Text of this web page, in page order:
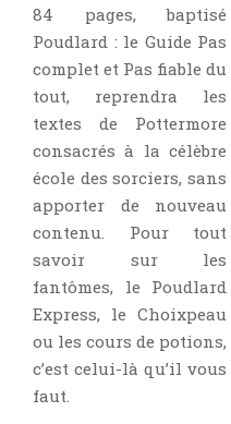
84 pages, baptisé
Poudlard : le Guide Pas
complet et Pas fiable du
tout, reprendra les
textes de Pottermore
consacrés à la célèbre
école des sorciers, sans
apporter de nouveau
contenu. Pour tout
savoir sur les
fantômes, le Poudlard
Express, le Choixpeau
ou les cours de potions,
c’est celui-là qu’il vous
faut.